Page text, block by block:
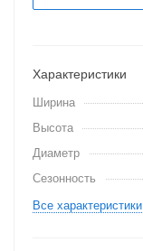
Характеристики
Ширина
Высота
Диаметр
Сезонность
Все характеристики